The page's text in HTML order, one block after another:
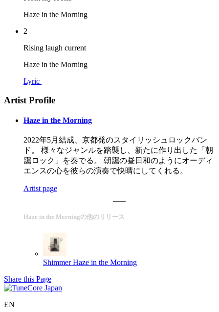
Haze in the Morning
2
Rising laugh current
Haze in the Morning
Lyric
Artist Profile
Haze in the Morning
2022年5月結成、京都発のスタイリッシュロックバン
ド。 様々なジャンルを踏襲し、新たに作り出した「朝
靄ロック」を奏でる。 朝靄の昼日和のようにオーディ
エンスの心を彼らの演奏で快晴にしてくれる。
Artist page
Haze in the Morningの他のリリース
Shimmer Haze in the Morning
Share this Page
EN